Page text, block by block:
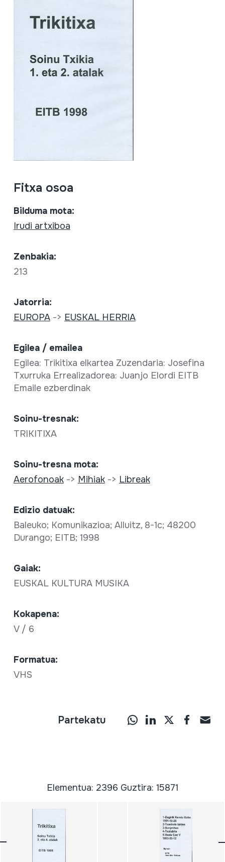
Fitxa osoa
Bilduma mota:
Irudi artxiboa
Zenbakia:
213
Jatorria:
EUROPA-> EUSKAL HERRIA
Egilea / emailea
Egilea: Trikitixa elkartea Zuzendaria: Josefina
Txurruka Errealizadorea: Juanjo Elordi EITB
Emaile ezberdinak
Soinu-tresnak:
TRIKITIXA
Soinu-tresna mota:
Aerofonoak-> Mihiak-> Libreak
Edizio datuak:
Baleuko; Komunikazioa; Alluitz, 8-1c; 48200
Durango; EITB; 1998
Gaiak:
EUSKAL KULTURA MUSIKA
Kokapena:
V / 6
Formatua:
VHS
Partekatu
Elementua: 2396 Guztira: 15871